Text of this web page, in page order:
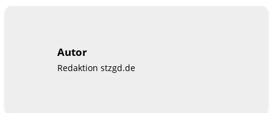
Autor
Redaktion stzgd.de